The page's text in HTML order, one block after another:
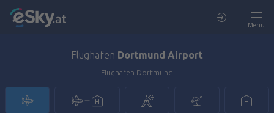
Menü
Flughafen Dortmund Airport
Flughafen Dortmund